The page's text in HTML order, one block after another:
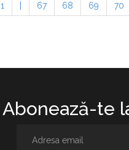
1 67 68 69 70
Abonează-te